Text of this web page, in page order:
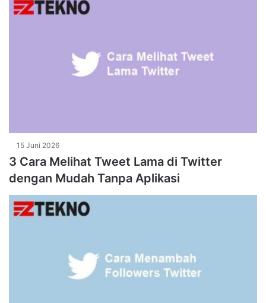
15 Juni 2026
3 Cara Melihat Tweet Lama di Twitter
dengan Mudah Tanpa Aplikasi